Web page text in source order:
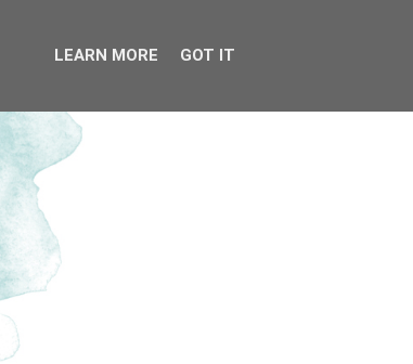
LEARN MORE GOT IT